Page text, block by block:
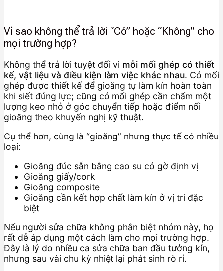
Vì sao không thể trả lời “Có” hoặc “Không” cho
mọi trường hợp?
Không thể trả lời tuyệt đối vì mỗi mối ghép có thiết
kế, vật liệu và điều kiện làm việc khác nhau. Có mối
ghép được thiết kế để gioăng tự làm kín hoàn toàn
khi siết đúng lực; cũng có mối ghép cần chấm một
lượng keo nhỏ ở góc chuyển tiếp hoặc điểm nối
gioăng theo khuyến nghị kỹ thuật.
Cụ thể hơn, cùng là “gioăng” nhưng thực tế có nhiều
loại:
Gioăng đúc sẵn bằng cao su có gờ định vị
Gioăng giấy/cork
Gioăng composite
Gioăng cần kết hợp chất làm kín ở vị trí đặc
biệt
Nếu người sửa chữa không phân biệt nhóm này, họ
rất dễ áp dụng một cách làm cho mọi trường hợp.
Đây là lý do nhiều ca sửa chữa ban đầu tưởng kín,
nhưng sau vài chu kỳ nhiệt lại phát sinh rò rỉ.